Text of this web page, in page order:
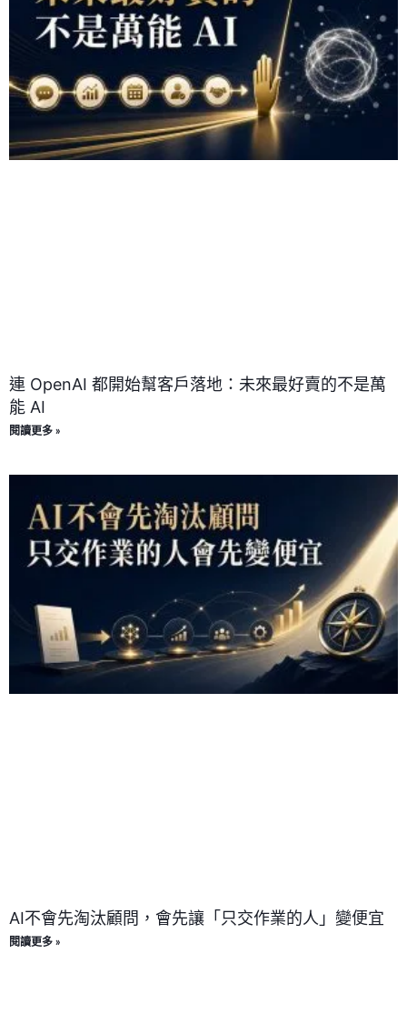
連 OpenAI 都開始幫客戶落地：未來最好賣的不是萬
能 AI
閱讀更多 »
AI不會先淘汰顧問，會先讓「只交作業的人」變便宜
閱讀更多 »